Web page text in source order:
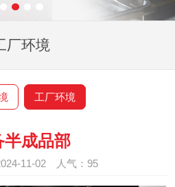
厂环境
工厂环境
半成品部
11-02 人气： 95